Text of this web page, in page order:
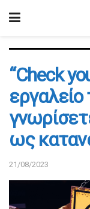
“Check
εργαλείο
ως
21/08/2023